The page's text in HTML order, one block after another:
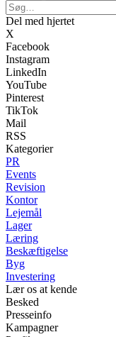
Del med hjertet
X
Facebook
Instagram
LinkedIn
YouTube
Pinterest
TikTok
Mail
RSS
Kategorier
PR
Events
Revision
Kontor
Lejemål
Lager
Læring
Beskæftigelse
Byg
Investering
Lær os at kende
Besked
Presseinfo
Kampagner